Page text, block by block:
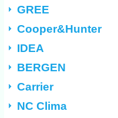
GREE
Cooper&Hunter
IDEA
BERGEN
Carrier
NC Clima